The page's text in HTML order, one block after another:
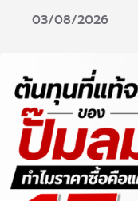
03/08/2026